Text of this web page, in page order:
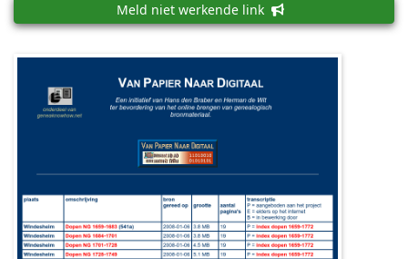
Meld niet werkende link